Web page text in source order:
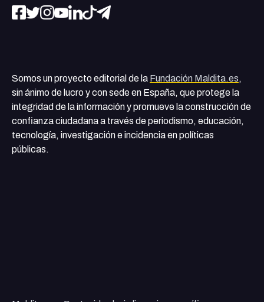
Somos un proyecto editorial de la Fundación Maldita.es,
sin ánimo de lucro y con sede en España, que protege la
integridad de la información y promueve la construcción de
confianza ciudadana a través de periodismo, educación,
tecnología, investigación e incidencia en políticas
públicas.